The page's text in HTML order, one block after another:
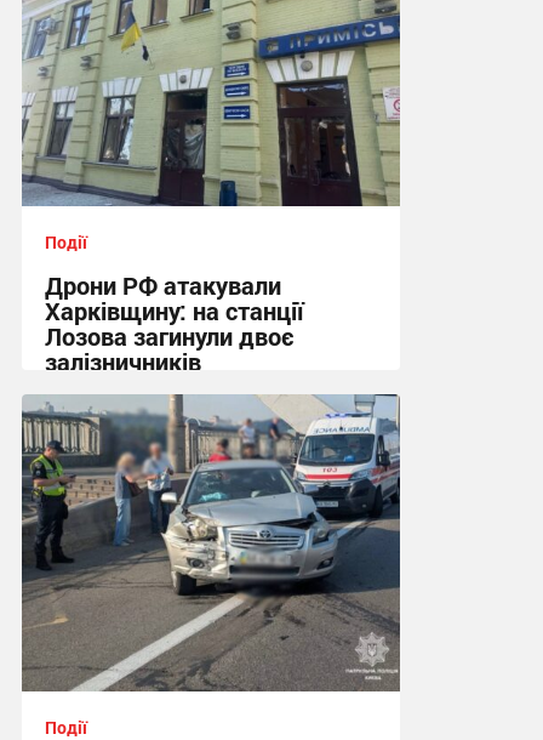
Події
Дрони РФ атакували
Харківщину: на станції
Лозова загинули двоє
залізничників
13:06 вчора
Події